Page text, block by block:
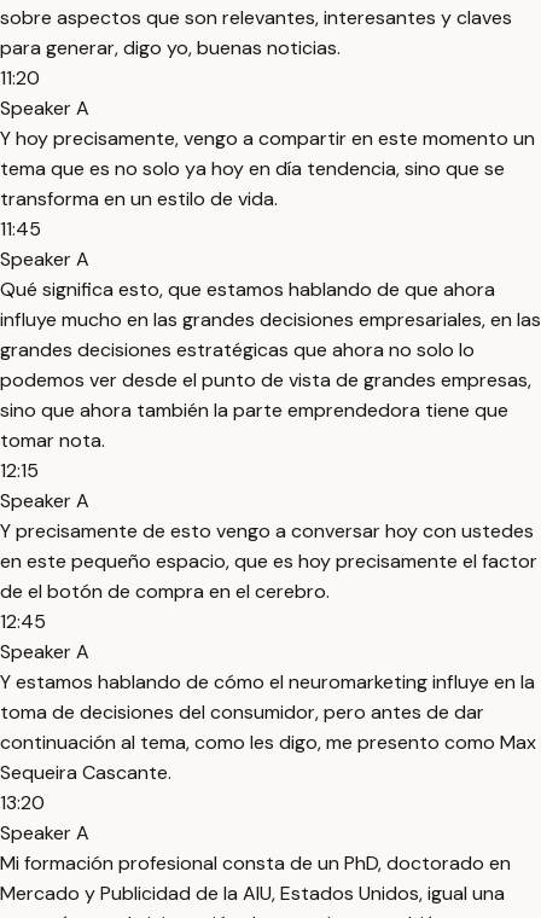
sobre aspectos que son relevantes, interesantes y claves
para generar, digo yo, buenas noticias.
11:20
Speaker A
Y hoy precisamente, vengo a compartir en este momento un
tema que es no solo ya hoy en día tendencia, sino que se
transforma en un estilo de vida.
11:45
Speaker A
Qué significa esto, que estamos hablando de que ahora
influye mucho en las grandes decisiones empresariales, en las
grandes decisiones estratégicas que ahora no solo lo
podemos ver desde el punto de vista de grandes empresas,
sino que ahora también la parte emprendedora tiene que
tomar nota.
12:15
Speaker A
Y precisamente de esto vengo a conversar hoy con ustedes
en este pequeño espacio, que es hoy precisamente el factor
de el botón de compra en el cerebro.
12:45
Speaker A
Y estamos hablando de cómo el neuromarketing influye en la
toma de decisiones del consumidor, pero antes de dar
continuación al tema, como les digo, me presento como Max
Sequeira Cascante.
13:20
Speaker A
Mi formación profesional consta de un PhD, doctorado en
Mercado y Publicidad de la AIU, Estados Unidos, igual una